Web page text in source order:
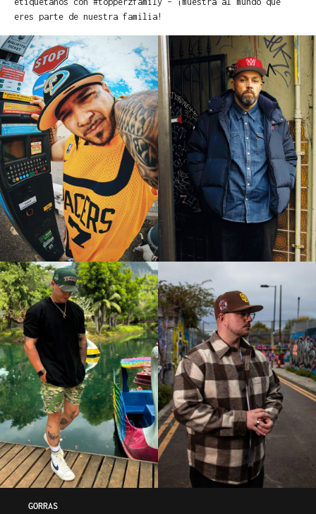
eres parte de nuestra familia!
GORRAS